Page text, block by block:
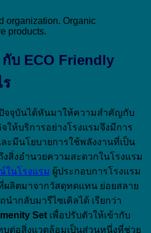
organization. Organic
products.
กับ ECO Friendly
ร
จจุบันได้หันมาให้ความสำคัญกับ
ให้บริการอย่างโรงแรมจึงมีการ
ะมีนโยบายการใช้พลังงานที่เป็น
สิ่งอำนวยความสะดวกในโรงแรม
ในโรงแรม ผู้ประกอบการโรงแรม
ผลิตมาจากวัสดุทดแทน ย่อยสลาย
ำกลับมารีไซเคิลได้ เรียกว่า
Set เพื่อปรับตัวให้เข้ากับ
ต่อสิ่งแวดล้อมเป็นส่วนหนึ่งที่ช่วย